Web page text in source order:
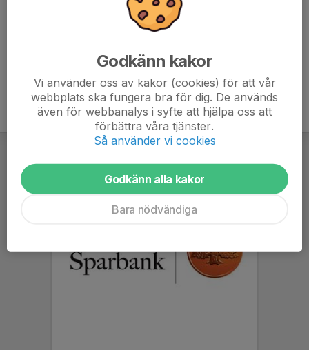
Godkänn kakor
Vi använder oss av kakor (cookies) för att vår
webbplats ska fungera bra för dig. De används
även för webbanalys i syfte att hjälpa oss att
förbättra våra tjänster.
Så använder vi cookies
Godkänn alla kakor
Bara nödvändiga